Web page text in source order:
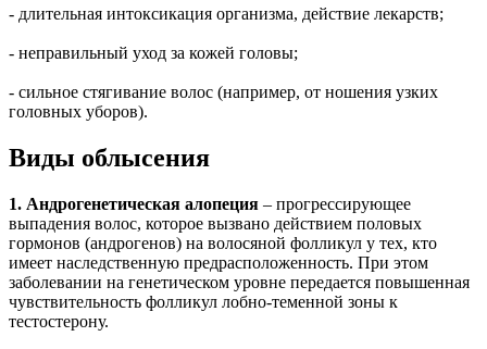
- длительная интоксикация организма, действие лекарств;
- неправильный уход за кожей головы;
- сильное стягивание волос (например, от ношения узких
головных уборов).
Виды облысения
1. Андрогенетическая алопеция – прогрессирующее
выпадения волос, которое вызвано действием половых
гормонов (андрогенов) на волосяной фолликул у тех, кто
имеет наследственную предрасположенность. При этом
заболевании на генетическом уровне передается повышенная
чувствительность фолликул лобно-теменной зоны к
тестостерону.